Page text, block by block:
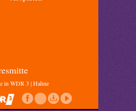
in WDR 3 | Hahne